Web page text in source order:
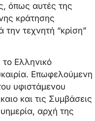
όπως αυτές της
κράτησης
τεχνητή “κρίση”
Ελληνικό
Επωφελούμενη
υφιστάμενου
και τις Συμβάσεις
αρχή της